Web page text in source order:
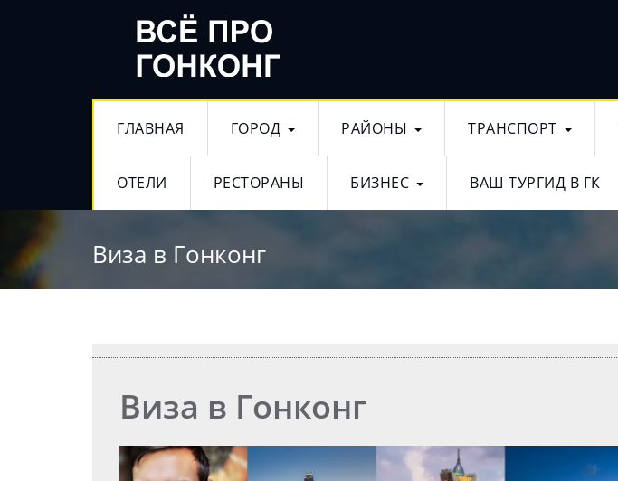
ГЛАВНАЯ ГОРОД РАЙОНЫ ТРАНСПОРТ
ОТЕЛИ РЕСТОРАНЫ БИЗНЕС ВАШ ТУРГИД В ГК
Виза в Гонконг
Виза в Гонконг